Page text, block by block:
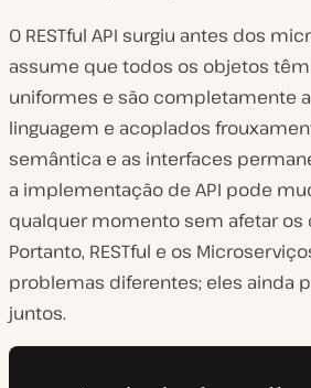
O RESTful API surgiu antes dos
assume que todos os objetos
uniformes e são completamente
linguagem e acoplados
semântica e as interfaces
a implementação de API pode
qualquer momento sem afetar os
Portanto, RESTful e os
problemas diferentes; eles ainda
juntos.